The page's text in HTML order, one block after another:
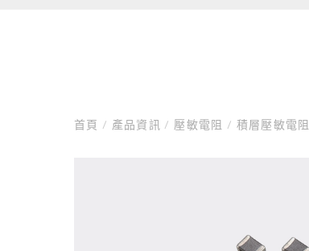
首頁 / 產品資訊 / 壓敏電阻 / 積層壓敏電阻